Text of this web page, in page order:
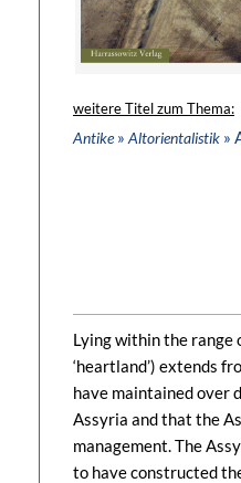
weitere Titel zum Thema:
Antike» Altorientalistik »
Lying within the range
‘heartland’) extends
have maintained over
Assyria and that the
management. The
to have constructed